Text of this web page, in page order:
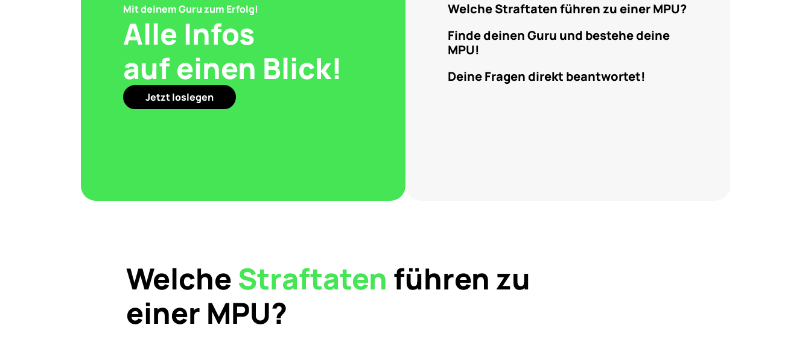
Mit deinem Guru zum Erfolg!
Alle Infos
auf einen Blick!
Jetzt loslegen
Welche Straftaten führen zu einer MPU?
Finde deinen Guru und bestehe deine
MPU!
Deine Fragen direkt beantwortet!
Welche Straftaten führen zu
einer MPU?